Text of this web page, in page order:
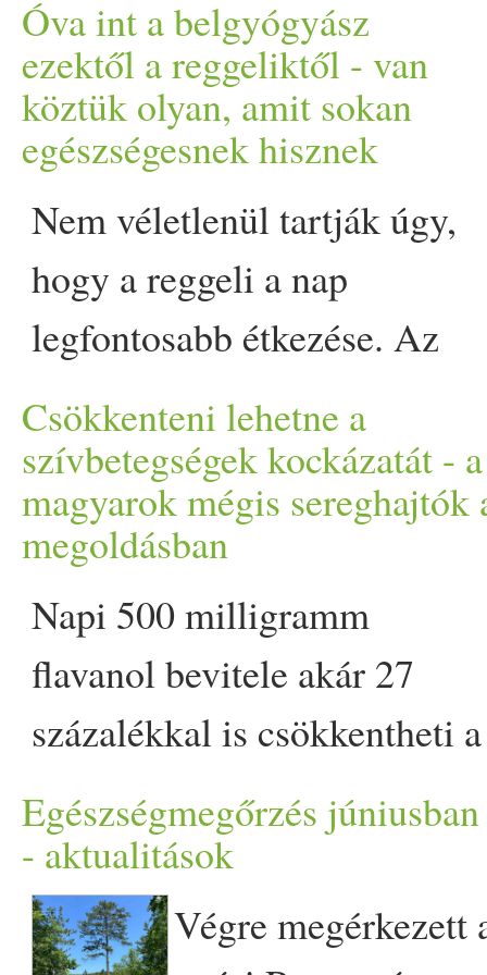
szüksége van a
kérdésre táplálkozási
Nyáron, a… The post
van rá? Ezt üzeni az orvos
on Prove.
Óva int a belgyógyász
ezektől a reggeliktől - van
köztük olyan, amit sokan
egészségesnek hisznek
Nem véletlenül tartják úgy,
hogy a reggeli a nap
legfontosabb étkezése. Az
éhgyomorra elfogyasztott
ételek jelentősen
befolyásolják az
emésztőrendszer működését,
és hatással lehetnek a nap
további részének emésztési
folyamataira is. Balaicza
Erika belgyógyász arra
figyelmeztet, hogy bizonyos
élelmiszerek reggeli
Csökkenteni lehetne a
szívbetegségek kockázatát - a
magyarok mégis sereghajtók
megoldásban
Napi 500 milligramm
flavanol bevitele akár 27
százalékkal is csökkentheti a
szív- és érrendszeri
betegségből eredő halálozás
kockázatát. Egy friss
Egészségmegőrzés júniusban
- aktualitások
Végre megérkezett